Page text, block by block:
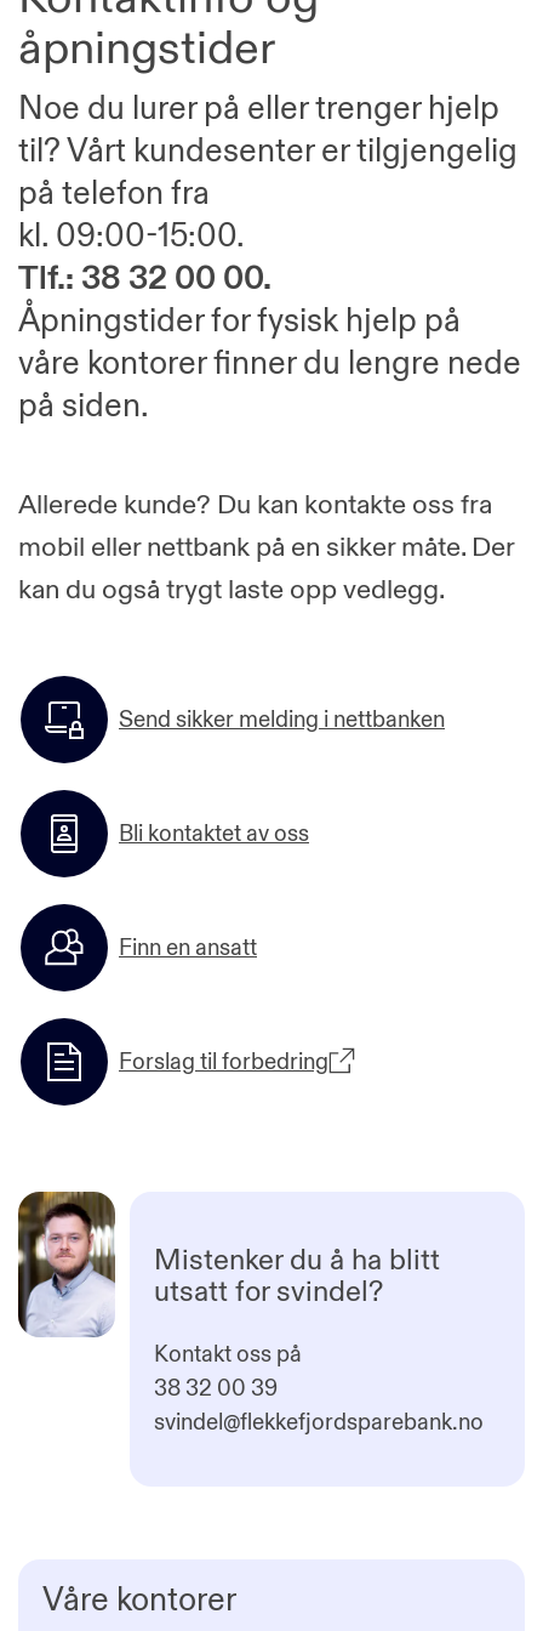
åpningstider
Noe du lurer på eller trenger hjelp
til? Vårt kundesenter er tilgjengelig
på telefon fra
kl. 09:00-15:00.
Tlf.: 38 32 00 00.
Åpningstider for fysisk hjelp på
våre kontorer finner du lengre nede
på siden.
Allerede kunde? Du kan kontakte oss fra
mobil eller nettbank på en sikker måte. Der
kan du også trygt laste opp vedlegg.
Send sikker melding i nettbanken
Bli kontaktet av oss
Finn en ansatt
Forslag til forbedring
Mistenker du å ha blitt
utsatt for svindel?
Kontakt oss på
38 32 00 39
svindel@flekkefjordsparebank.no
Våre kontorer